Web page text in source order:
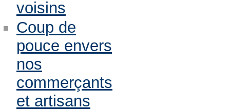
voisins
Coup de
pouce envers
nos
commerçants
et artisans